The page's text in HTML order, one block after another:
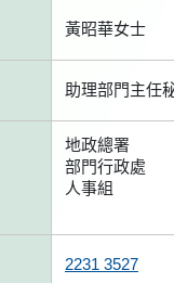
黃昭華女士
助理部門主任
地政總署
部門行政處
人事組
2231 3527